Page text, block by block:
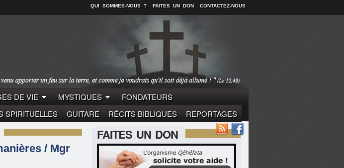
QUI SOMMES-NOUS ? FAITES UN DON CONTACTEZ-NOUS
DE VIE MYSTIQUES
FONDATEURS
SPIRITUELLES GUITARE RÉCITS BIBLIQUES
REPORTAGES
FAITES UN DON
/ Mgr